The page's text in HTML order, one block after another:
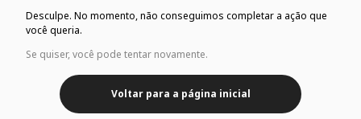
Desculpe. No momento, não conseguimos completar a ação que
você queria.
Se quiser, você pode tentar novamente.
Voltar para a página inicial